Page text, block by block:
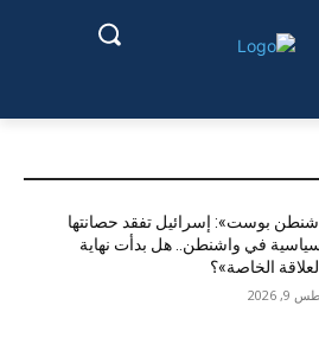
بوست»: إسرائيل تفقد حصانتها
في واشنطن.. هل بدأت نهاية
الخاصة»؟
2026